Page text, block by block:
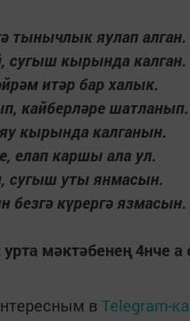
тынычлык яулап алган.
сугыш кырында калган.
итәр бар халык.
кайберләре шатланып.
кырында калганын.
елап каршы ала ул.
сугыш уты янмасын.
күрергә язмасын.
урта мәктәбенең
в Telegram-